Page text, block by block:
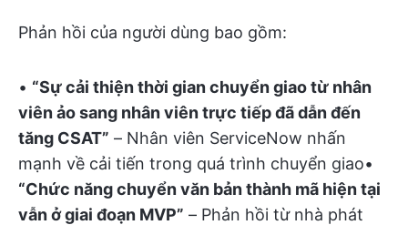
Phản hồi của người dùng bao gồm:
• “Sự cải thiện thời gian chuyển giao từ nhân
viên ảo sang nhân viên trực tiếp đã dẫn đến
tăng CSAT” – Nhân viên ServiceNow nhấn
mạnh về cải tiến trong quá trình chuyển giao•
“Chức năng chuyển văn bản thành mã hiện tại
vẫn ở giai đoạn MVP” – Phản hồi từ nhà phát